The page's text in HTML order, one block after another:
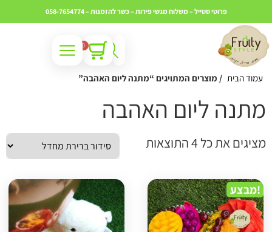
פרוטי סטייל – משלוח מגשי פירות – כשרלהזמנות – 058-7654774
0
עמוד הבית / מוצרים המתויגים “מתנה ליום האהבה”
ליום האהבה
את כל ⁦4⁩ התוצאות